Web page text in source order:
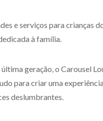
e serviços para crianças
à família.
geração, o Carousel
para criar uma
deslumbrantes.